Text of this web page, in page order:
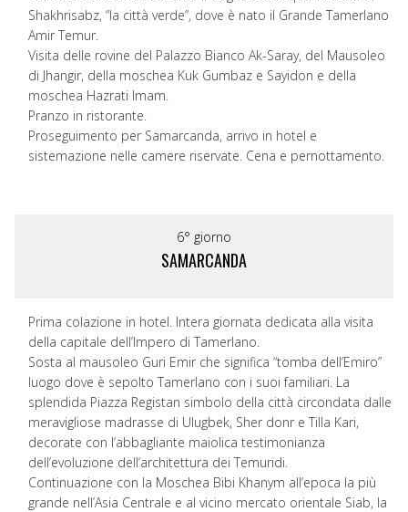
Shakhrisabz, “la città verde”, dove è nato il Grande Tamerlano
Amir Temur.
Visita delle rovine del Palazzo Bianco Ak-Saray, del Mausoleo
di Jhangir, della moschea Kuk Gumbaz e Sayidon e della
moschea Hazrati Imam.
Pranzo in ristorante.
Proseguimento per Samarcanda, arrivo in hotel e
sistemazione nelle camere riservate. Cena e pernottamento.
6° giorno
SAMARCANDA
Prima colazione in hotel. Intera giornata dedicata alla visita
della capitale dell’Impero di Tamerlano.
Sosta al mausoleo Guri Emir che significa “tomba dell’Emiro”
luogo dove è sepolto Tamerlano con i suoi familiari. La
splendida Piazza Registan simbolo della città circondata dalle
meravigliose madrasse di Ulugbek, Sher donr e Tilla Kari,
decorate con l’abbagliante maiolica testimonianza
dell’evoluzione dell’architettura dei Temuridi.
Continuazione con la Moschea Bibi Khanym all’epoca la più
grande nell’Asia Centrale e al vicino mercato orientale Siab, la